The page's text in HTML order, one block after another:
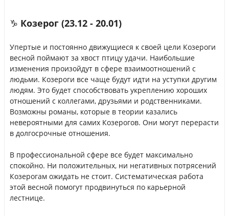
♑ Козерог (23.12 - 20.01)
Упертые и постоянно движущиеся к своей цели Козероги
весной поймают за хвост птицу удачи. Наибольшие
изменения произойдут в сфере взаимоотношений с
людьми. Козероги все чаще будут идти на уступки другим
людям. Это будет способствовать укреплению хороших
отношений с коллегами, друзьями и родственниками.
Возможны романы, которые в теории казались
невероятными для самих Козерогов. Они могут перерасти
в долгосрочные отношения.
В профессиональной сфере все будет максимально
спокойно. Ни положительных, ни негативных потрясений
Козерогам ожидать не стоит. Систематическая работа
этой весной помогут продвинуться по карьерной
лестнице.